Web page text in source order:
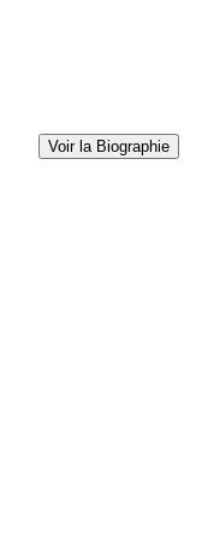
Voir la Biographie